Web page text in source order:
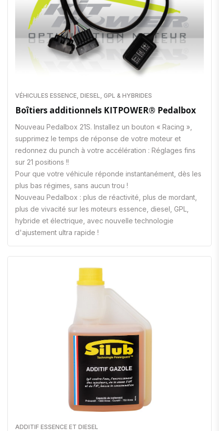
VÉHICULES ESSENCE, DIESEL, GPL & HYBRIDES
Boîtiers additionnels KITPOWER® Pedalbox
Nouveau Pedalbox 21S. Installez un bouton « Racing »,
supprimez le temps de réponse de votre moteur et
redonnez du punch à votre accélération : Réglages fins
sur 21 positions !!
Pour que votre véhicule réponde instantanément, dès les
plus bas régimes, sans aucun trou !
Nouveau Pedalbox : plus de réactivité, plus de mordant,
plus de vivacité sur les moteurs essence, diesel, GPL,
hybride et électrique, avec nouvelle technologie
d'ajustement ultra rapide !
ADDITIF ESSENCE ET DIESEL